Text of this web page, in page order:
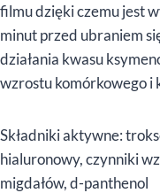
filmu dzięki czemu jest
minut przed ubraniem
działania kwasu
wzrostu komórkowego i
Składniki aktywne:
hialuronowy, czynniki
migdałów, d-panthenol